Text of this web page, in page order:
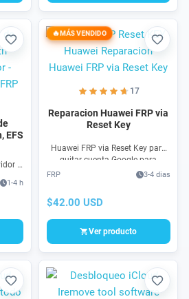
Favorito
EFS
-
1-4 h
MÁS VENDIDO
17
Reparacion Huawei FRP via
Reset Key
Huawei FRP via Reset Key para
quitar cuenta Google para
Huawei muy facil. FRP Huawei
Google Huawei
FRP 3-4 dias
$42.00 USD
Ver producto
Favorito